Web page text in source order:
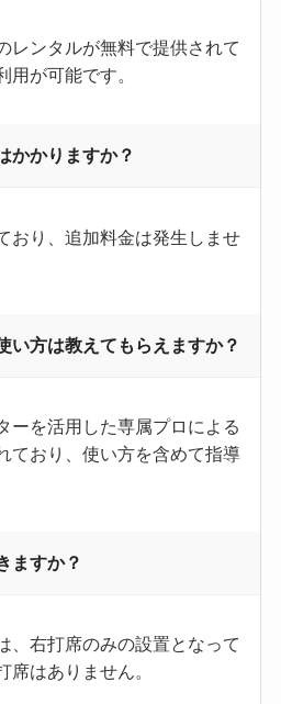
レンタルが無料で提供されて
用が可能です。
かかりますか？
おり、追加料金は発生しませ
い方は教えてもらえますか？
ーを活用した専属プロによる
ており、使い方を含めて指導
ますか？
、右打席のみの設置となって
席はありません。